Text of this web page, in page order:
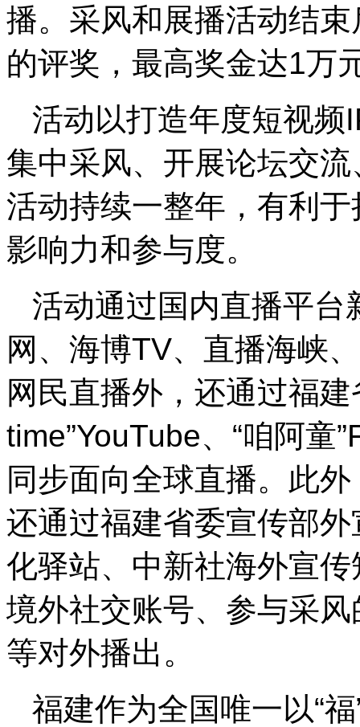
播。采风和展播活动结
的评奖，最高奖金达1万
活动以打造年度短视频
集中采风、开展论坛交
活动持续一整年，有利
影响力和参与度。
活动通过国内直播平台
网、海博TV、直播海峡
网民直播外，还通过福
time”YouTube、“咱阿童
同步面向全球直播。此
还通过福建省委宣传部
化驿站、中新社海外宣
境外社交账号、参与采
等对外播出。
福建作为全国唯一以“